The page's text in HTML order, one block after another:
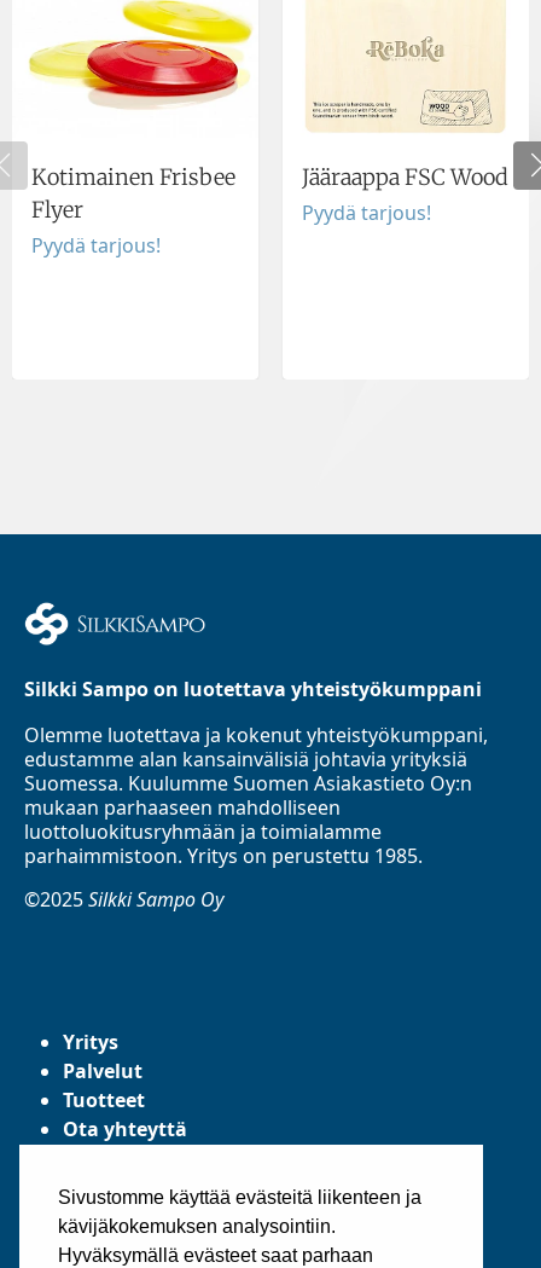
Sivustomme käyttää evästeitä liikenteen ja
kävijäkokemuksen analysointiin.
Hyväksymällä evästeet saat parhaan
Kotimainen Frisbee
Flyer
Pyydä tarjous!
Jääraappa FSC Wood
Pyydä tarjous!
Silkki Sampo on luotettava yhteistyökumppani
Olemme luotettava ja kokenut yhteistyökumppani,
edustamme alan kansainvälisiä johtavia yrityksiä
Suomessa. Kuulumme Suomen Asiakastieto Oy:n
mukaan parhaaseen mahdolliseen
luottoluokitusryhmään ja toimialamme
parhaimmistoon. Yritys on perustettu 1985.
©2025Silkki Sampo Oy
Yritys
Palvelut
Tuotteet
Ota yhteyttä
Yleiset toimitusehdot